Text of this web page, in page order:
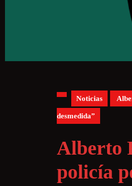
Noticias
desmedida”
Alberto
policía